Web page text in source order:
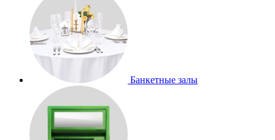
Банкетные залы